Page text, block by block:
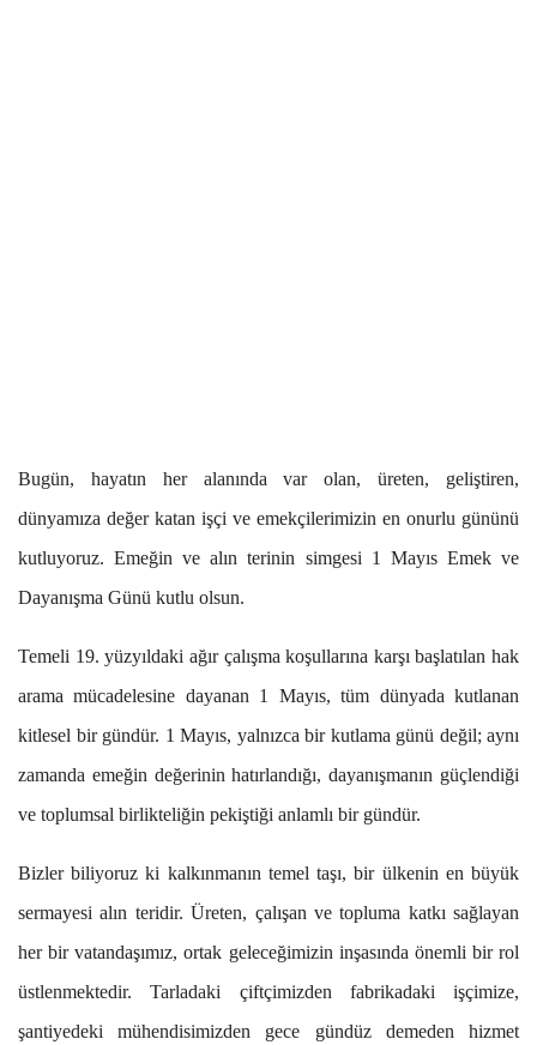
Bugün, hayatın her alanında var olan, üreten, geliştiren,
dünyamıza değer katan işçi ve emekçilerimizin en onurlu gününü
kutluyoruz. Emeğin ve alın terinin simgesi 1 Mayıs Emek ve
Dayanışma Günü kutlu olsun.
Temeli 19. yüzyıldaki ağır çalışma koşullarına karşı başlatılan hak
arama mücadelesine dayanan 1 Mayıs, tüm dünyada kutlanan
kitlesel bir gündür. 1 Mayıs, yalnızca bir kutlama günü değil; aynı
zamanda emeğin değerinin hatırlandığı, dayanışmanın güçlendiği
ve toplumsal birlikteliğin pekiştiği anlamlı bir gündür.
Bizler biliyoruz ki kalkınmanın temel taşı, bir ülkenin en büyük
sermayesi alın teridir. Üreten, çalışan ve topluma katkı sağlayan
her bir vatandaşımız, ortak geleceğimizin inşasında önemli bir rol
üstlenmektedir. Tarladaki çiftçimizden fabrikadaki işçimize,
şantiyedeki mühendisimizden gece gündüz demeden hizmet